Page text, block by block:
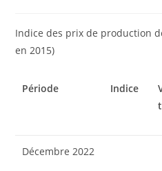
Indice des prix de production
en 2015)
Période Indice
Décembre 2022